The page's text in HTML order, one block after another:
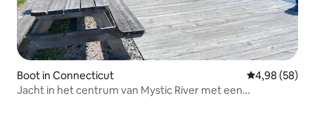
Boot in Connecticut Gemiddelde
4,98 (58)
Jacht in het centrum van Mystic River met een